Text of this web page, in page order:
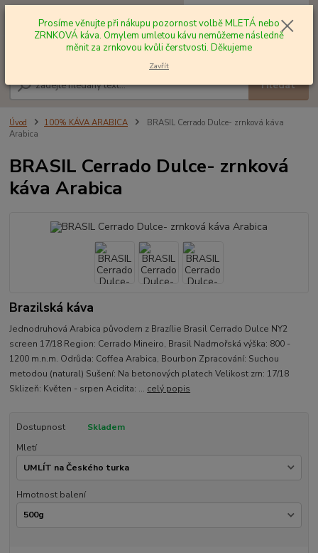
Hledat
+420 602 577 209 za0,00 Kč
Úvod 100% KÁVA ARABICA
BRASIL Cerrado Dulce- zrnková káva
Arabica
BRASIL Cerrado Dulce- zrnková
káva Arabica
Brazilská káva
Jednodruhová Arabica původem z Brazílie Brasil Cerrado Dulce NY2
screen 17/18 Region: Cerrado Mineiro, Brasil Nadmořská výška: 800 -
1200 m.n.m. Odrůda: Coffea Arabica, Bourbon Zpracování: Suchou
metodou (natural) Sušení: Na betonových platech Velikost zrn: 17/18
Sklizeň: Květen - srpen Acidita: ... celý popis
Dostupnost
Skladem
Mletí
Hmotnost balení
Prosíme věnujte při nákupu pozornost volbě MLETÁ nebo
ZRNKOVÁ káva. Omylem umletou kávu nemůžeme následně
měnit za zrnkovou kvůli čerstvosti. Děkujeme
Zavřít